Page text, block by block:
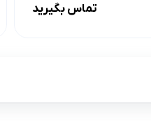
تماس بگیرید